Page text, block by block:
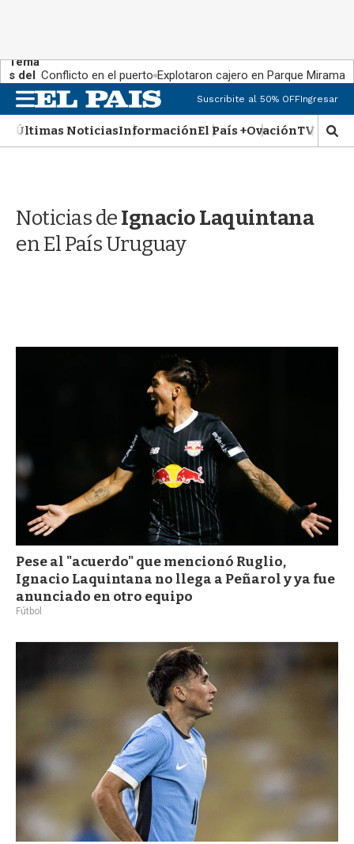
Tema
s del
día:
Conflicto en el puerto Explotaron cajero en Parque Miramar
M
e
n
u
Suscribite al 50% OFFIngresar
Últimas NoticiasInformaciónEl País +OvaciónTV Show
M
o
d
Noticias deIgnacio Laquintana
en El País Uruguay
Pese al "acuerdo" que mencionó Ruglio,
Ignacio Laquintana no llega a Peñarol y ya fue
anunciado en otro equipo
Fútbol